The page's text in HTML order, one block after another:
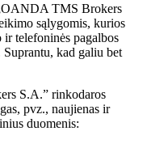
TMS Brokers
sąlygomis, kurios
telefoninės pagalbos
kad galiu bet
S.A.” rinkodaros
pvz., naujienas ir
duomenis: